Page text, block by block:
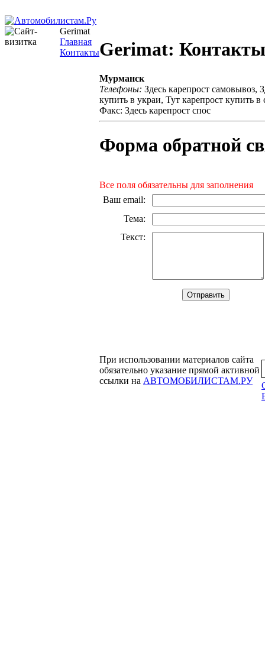
Gerimat
Главная
КонтактыGerimat: Контакты
Мурманск
Телефоны: Здесь карепрост самовывоз,
купить в украи, Тут карепрост купить в
Факс: Здесь карепрост спос
Форма обратной
Все поля обязательны для заполнения
Ваш email:
Тема:
Текст:
При использовании материалов сайта
обязательно указание прямой активной
ссылки на АВТОМОБИЛИСТАМ.РУ